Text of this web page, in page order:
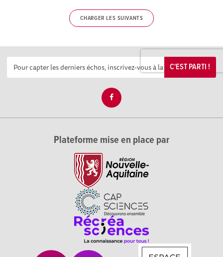
CHARGER LES SUIVANTS
C'EST PARTI !
Plateforme mise en place par